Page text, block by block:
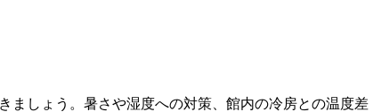
ましょう。暑さや湿度への対策、館内の冷房との温度差